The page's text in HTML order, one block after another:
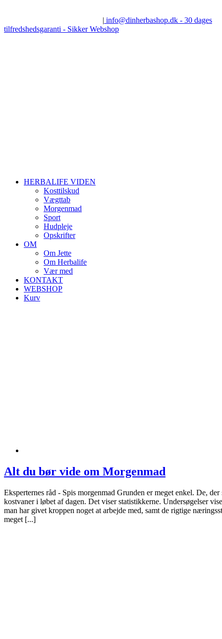
content
| info@dinherbashop.dk - 30 dages
tilfredshedsgaranti - Sikker Webshop
HERBALIFE VIDEN
Kosttilskud
Vægttab
Morgenmad
Sport
Hudpleje
Opskrifter
OM
Om Jette
Om Herbalife
Vær med
KONTAKT
WEBSHOP
Kurv
Alt du bør vide om Morgenmad
Eksperternes råd - Spis morgenmad Grunden er meget enkel. De,
kostvaner i løbet af dagen. Det viser statistikkerne. Undersøgelser
man har givet kroppen noget at arbejde med, samt de rigtige
meget [...]